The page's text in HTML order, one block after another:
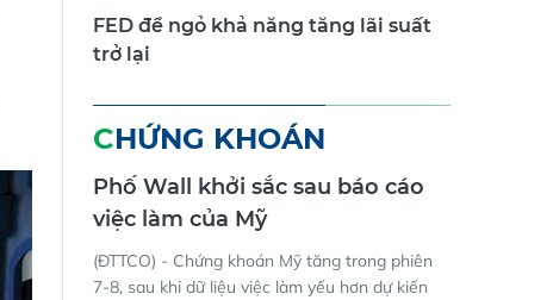
FED để ngỏ khả năng tăng lãi suất
trở lại
CHỨNG KHOÁN
Phố Wall khởi sắc sau báo cáo
việc làm của Mỹ
(ĐTTCO) - Chứng khoán Mỹ tăng trong phiên
7-8, sau khi dữ liệu việc làm yếu hơn dự kiến